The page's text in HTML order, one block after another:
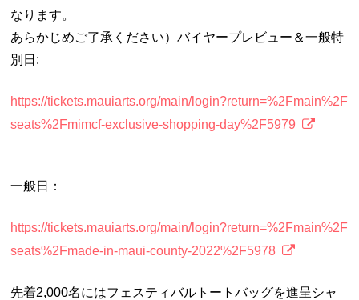
なります。
あらかじめご了承ください）バイヤープレビュー＆一般特
別日:
https://tickets.mauiarts.org/main/login?return=%2Fmain%2F
seats%2Fmimcf-exclusive-shopping-day%2F5979
一般日：
https://tickets.mauiarts.org/main/login?return=%2Fmain%2F
seats%2Fmade-in-maui-county-2022%2F5978
先着2,000名にはフェスティバルトートバッグを進呈シャ